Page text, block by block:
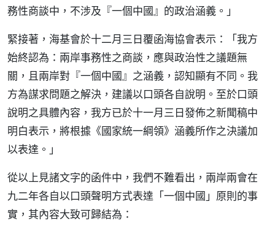
務性商談中，不涉及『一個中國』的政治涵義。」
緊接著，海基會於十二月三日覆函海協會表示：「我方
始終認為：兩岸事務性之商談，應與政治性之議題無
關，且兩岸對『一個中國』之涵義，認知顯有不同。我
方為謀求問題之解決，建議以口頭各自說明。至於口頭
說明之具體內容，我方已於十一月三日發佈之新聞稿中
明白表示，將根據《國家統一綱領》涵義所作之決議加
以表達。」
從以上見諸文字的函件中，我們不難看出，兩岸兩會在
九二年各自以口頭聲明方式表達「一個中國」原則的事
實，其內容大致可歸結為：